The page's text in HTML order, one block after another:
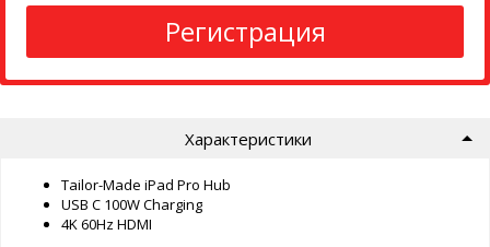
Регистрация
Характеристики
Tailor-Made iPad Pro Hub
USB C 100W Charging
4K 60Hz HDMI